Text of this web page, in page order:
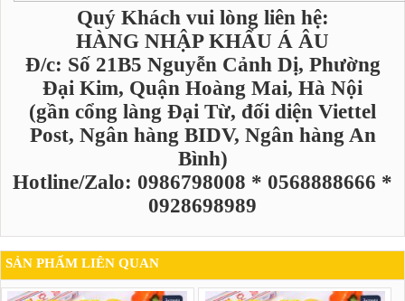
Quý Khách vui lòng liên hệ:
HÀNG NHẬP KHẨU Á ÂU
Đ/c: Số 21B5 Nguyễn Cảnh Dị, Phường
Đại Kim, Quận Hoàng Mai, Hà Nội
(gần cổng làng Đại Từ, đối diện Viettel
Post, Ngân hàng BIDV, Ngân hàng An
Bình)
Hotline/Zalo: 0986798008 * 0568888666 *
0928698989
SẢN PHẨM LIÊN QUAN